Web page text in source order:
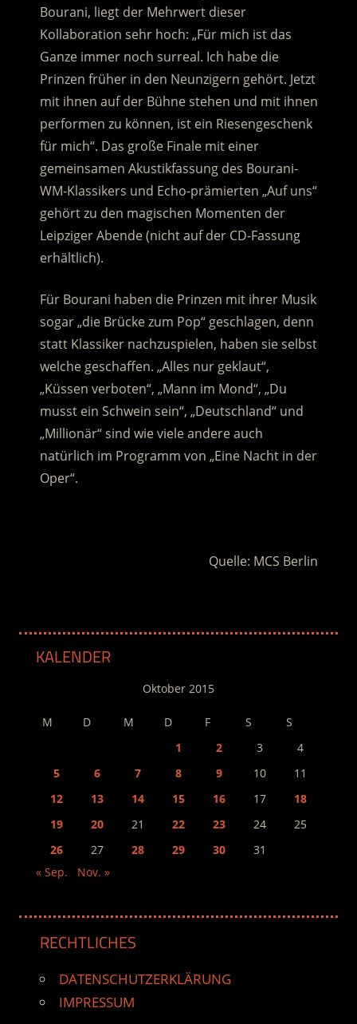
Bourani, liegt der Mehrwert dieser
Kollaboration sehr hoch: „Für mich ist das
Ganze immer noch surreal. Ich habe die
Prinzen früher in den Neunzigern gehört. Jetzt
mit ihnen auf der Bühne stehen und mit ihnen
performen zu können, ist ein Riesengeschenk
für mich“. Das große Finale mit einer
gemeinsamen Akustikfassung des Bourani-
WM-Klassikers und Echo-prämierten „Auf uns“
gehört zu den magischen Momenten der
Leipziger Abende (nicht auf der CD-Fassung
erhältlich).
Für Bourani haben die Prinzen mit ihrer Musik
sogar „die Brücke zum Pop“ geschlagen, denn
statt Klassiker nachzuspielen, haben sie selbst
welche geschaffen. „Alles nur geklaut“,
„Küssen verboten“, „Mann im Mond“, „Du
musst ein Schwein sein“, „Deutschland“ und
„Millionär“ sind wie viele andere auch
natürlich im Programm von „Eine Nacht in der
Oper“.
Quelle: MCS Berlin
KALENDER
Oktober 2015
M D M D F S
S
1
2 3
4
5
6 7 8 9 10
11
12
13 14 15 16 17
18
19
20 21 22 23 24
25
26
27 28 29 30
31
« Sep.
Nov. »
RECHTLICHES
DATENSCHUTZERKLÄRUNG
IMPRESSUM